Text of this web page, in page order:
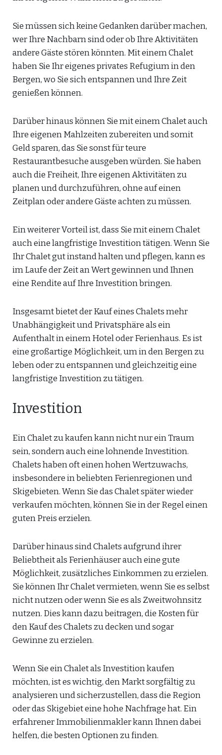
Sie müssen sich keine Gedanken darüber machen,
wer Ihre Nachbarn sind oder ob Ihre Aktivitäten
andere Gäste stören könnten. Mit einem Chalet
haben Sie Ihr eigenes privates Refugium in den
Bergen, wo Sie sich entspannen und Ihre Zeit
genießen können.
Darüber hinaus können Sie mit einem Chalet auch
Ihre eigenen Mahlzeiten zubereiten und somit
Geld sparen, das Sie sonst für teure
Restaurantbesuche ausgeben würden. Sie haben
auch die Freiheit, Ihre eigenen Aktivitäten zu
planen und durchzuführen, ohne auf einen
Zeitplan oder andere Gäste achten zu müssen.
Ein weiterer Vorteil ist, dass Sie mit einem Chalet
auch eine langfristige Investition tätigen. Wenn Sie
Ihr Chalet gut instand halten und pflegen, kann es
im Laufe der Zeit an Wert gewinnen und Ihnen
eine Rendite auf Ihre Investition bringen.
Insgesamt bietet der Kauf eines Chalets mehr
Unabhängigkeit und Privatsphäre als ein
Aufenthalt in einem Hotel oder Ferienhaus. Es ist
eine großartige Möglichkeit, um in den Bergen zu
leben oder zu entspannen und gleichzeitig eine
langfristige Investition zu tätigen.
Investition
Ein Chalet zu kaufen kann nicht nur ein Traum
sein, sondern auch eine lohnende Investition.
Chalets haben oft einen hohen Wertzuwachs,
insbesondere in beliebten Ferienregionen und
Skigebieten. Wenn Sie das Chalet später wieder
verkaufen möchten, können Sie in der Regel einen
guten Preis erzielen.
Darüber hinaus sind Chalets aufgrund ihrer
Beliebtheit als Ferienhäuser auch eine gute
Möglichkeit, zusätzliches Einkommen zu erzielen.
Sie können Ihr Chalet vermieten, wenn Sie es selbst
nicht nutzen oder wenn Sie es als Zweitwohnsitz
nutzen. Dies kann dazu beitragen, die Kosten für
den Kauf des Chalets zu decken und sogar
Gewinne zu erzielen.
Wenn Sie ein Chalet als Investition kaufen
möchten, ist es wichtig, den Markt sorgfältig zu
analysieren und sicherzustellen, dass die Region
oder das Skigebiet eine hohe Nachfrage hat. Ein
erfahrener Immobilienmakler kann Ihnen dabei
helfen, die besten Optionen zu finden.